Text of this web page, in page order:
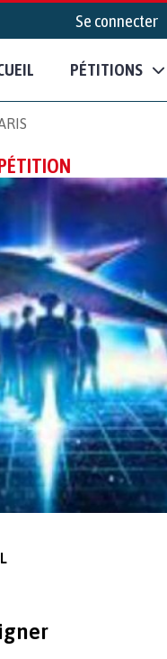
Se connecter
PÉTITIONS